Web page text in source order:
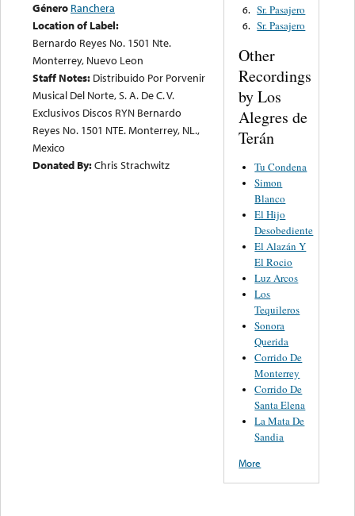
Género Ranchera
Location of Label:
Bernardo Reyes No. 1501 Nte.
Monterrey, Nuevo Leon
Staff Notes: Distribuido Por Porvenir
Musical Del Norte, S. A. De C. V.
Exclusivos Discos RYN Bernardo
Reyes No. 1501 NTE. Monterrey, NL.,
Mexico
Donated By:Chris Strachwitz
6. Sr. Pasajero
6. Sr. Pasajero
Other
Recordings
by Los
Alegres de
Terán
Tu Condena
Simon
Blanco
El Hijo
Desobediente
El Alazán Y
El Rocio
Luz Arcos
Los
Tequileros
Sonora
Querida
Corrido De
Monterrey
Corrido De
Santa Elena
La Mata De
Sandia
More